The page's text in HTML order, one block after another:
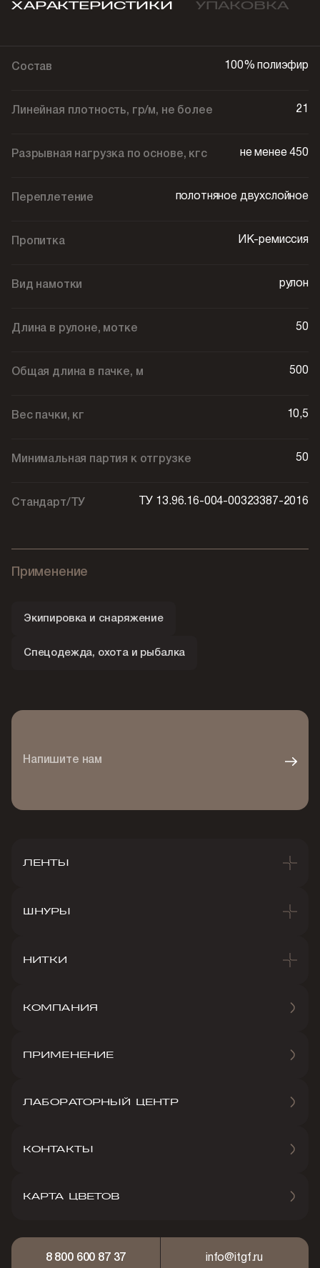
ХАРАКТЕРИСТИКИ УПАКОВКА
Состав 100% полиэфир
Линейная плотность, гр/м, не более 21
Разрывная нагрузка по основе, кгс не менее 450
Переплетение полотняное двухслойное
Пропитка ИК-ремиссия
Вид намотки рулон
Длина в рулоне, мотке 50
Общая длина в пачке, м 500
Вес пачки, кг 10,5
Минимальная партия к отгрузке 50
Стандарт/ТУ ТУ 13.96.16-004-00323387-2016
Применение
Экипировка и снаряжение
Спецодежда, охота и рыбалка
Напишите нам
КОМПАНИЯ
ПРИМЕНЕНИЕ
ЛАБОРАТОРНЫЙ ЦЕНТР
КОНТАКТЫ
КАРТА ЦВЕТОВ
ЛЕНТЫ
ШНУРЫ
НИТКИ
8 800 600 87 37 info@itgf.ru